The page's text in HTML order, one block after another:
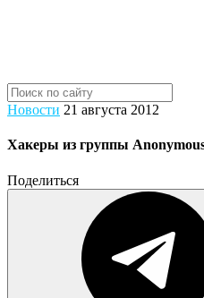
Новости 21 августа 2012
Хакеры из группы
Поделиться